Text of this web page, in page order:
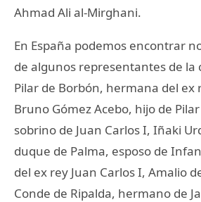
Ahmad Ali al-Mirghani.
En España podemos encontrar
de algunos representantes de la
Pilar de Borbón, hermana del ex
Bruno Gómez Acebo, hijo de
sobrino de Juan Carlos I, Iñaki
duque de Palma, esposo de
del ex rey Juan Carlos I, Amalio
Conde de Ripalda, hermano de